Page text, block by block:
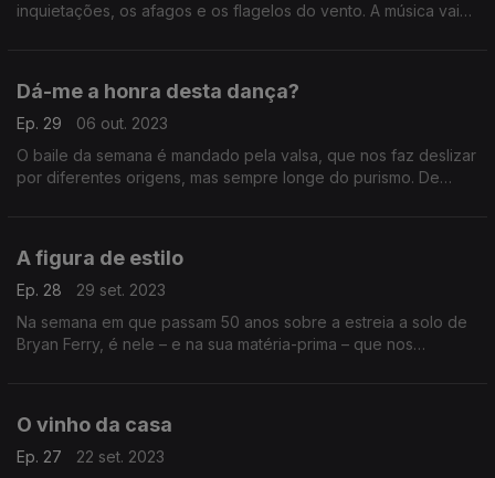
inquietações, os afagos e os flagelos do vento. A música vai
Dá-me a honra desta dança?
Ep. 29
06 out. 2023
O baile da semana é mandado pela valsa, que nos faz deslizar
por diferentes origens, mas sempre longe do purismo. De
A figura de estilo
Ep. 28
29 set. 2023
Na semana em que passam 50 anos sobre a estreia a solo de
Bryan Ferry, é nele – e na sua matéria-prima – que nos
O vinho da casa
Ep. 27
22 set. 2023